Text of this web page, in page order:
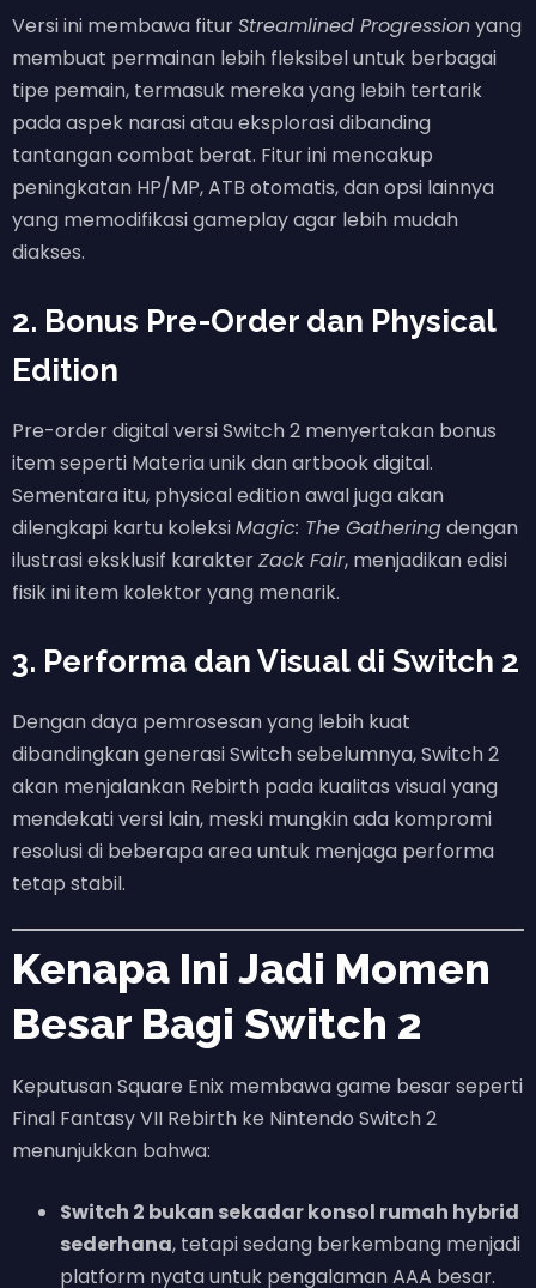
Versi ini membawa fiturStreamlined Progressionyang
membuat permainan lebih fleksibel untuk berbagai
tipe pemain, termasuk mereka yang lebih tertarik
pada aspek narasi atau eksplorasi dibanding
tantangan combat berat. Fitur ini mencakup
peningkatan HP/MP, ATB otomatis, dan opsi lainnya
yang memodifikasi gameplay agar lebih mudah
diakses.
2. Bonus Pre-Order dan Physical
Edition
Pre-order digital versi Switch 2 menyertakan bonus
item seperti Materia unik dan artbook digital.
Sementara itu, physical edition awal juga akan
dilengkapi kartu koleksiMagic: The Gatheringdengan
ilustrasi eksklusif karakterZack Fair, menjadikan edisi
fisik ini item kolektor yang menarik.
3. Performa dan Visual di Switch 2
Dengan daya pemrosesan yang lebih kuat
dibandingkan generasi Switch sebelumnya, Switch 2
akan menjalankan Rebirth pada kualitas visual yang
mendekati versi lain, meski mungkin ada kompromi
resolusi di beberapa area untuk menjaga performa
tetap stabil.
Kenapa Ini Jadi Momen
Besar Bagi Switch 2
Keputusan Square Enix membawa game besar seperti
Final Fantasy VII Rebirth ke Nintendo Switch 2
menunjukkan bahwa:
Switch 2 bukan sekadar konsol rumah hybrid
sederhana, tetapi sedang berkembang menjadi
platform nyata untuk pengalaman AAA besar.